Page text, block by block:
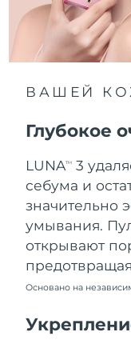
ВАШЕЙ
Глубокое
LUNATM
3
себума и
значительно
умывания.
открывают
Основано на
Нидерланды
Новая
Норвегия
Оман
Филиппины
Польша
Португалия